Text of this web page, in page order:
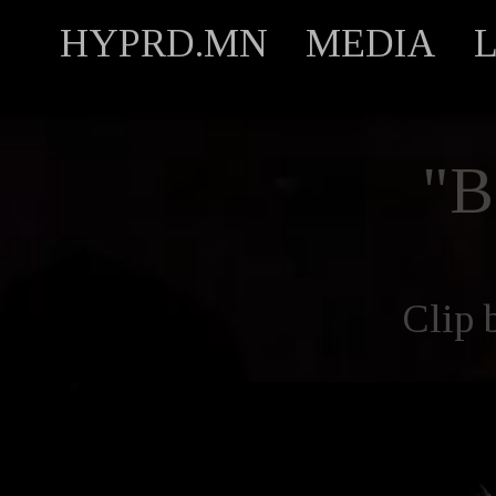
HYPRD.MN MEDIA
Clip